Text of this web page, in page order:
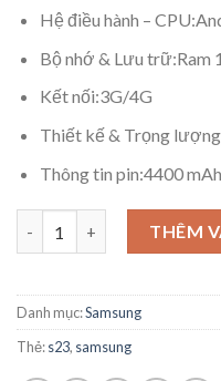
Hệ điều hành – CPU:
Bộ nhớ & Lưu trữ:Ram
Kết nối:3G/4G
Thiết kế & Trọng
Thông tin pin:4400 mAh
Samsung Galaxy Z Flip6
THÊM
Danh mục:Samsung
Thẻ:s23, samsung